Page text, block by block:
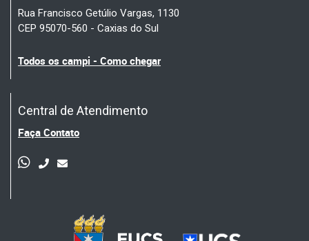
Rua Francisco Getúlio Vargas, 1130
CEP 95070-560 - Caxias do Sul
Todos os campi - Como chegar
Central de Atendimento
Faça Contato